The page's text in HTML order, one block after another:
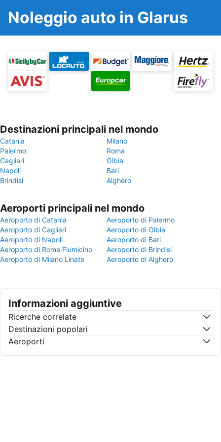
Noleggio auto in Glarus
Destinazioni principali nel mondo
Catania
Milano
Palermo
Roma
Cagliari
Olbia
Napoli
Bari
Brindisi
Alghero
Aeroporti principali nel mondo
Aeroporto di Catania
Aeroporto di Palermo
Aeroporto di Cagliari
Aeroporto di Olbia
Aeroporto di Napoli
Aeroporto di Bari
Aeroporto di Roma Fiumicino
Aeroporto di Brindisi
Aeroporto di Milano Linate
Aeroporto di Alghero
Informazioni aggiuntive
Ricerche correlate
Destinazioni popolari
Aeroporti